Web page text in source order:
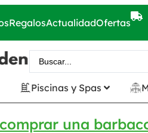
RegalosActualidadOfertas
Piscinas y Spas
una